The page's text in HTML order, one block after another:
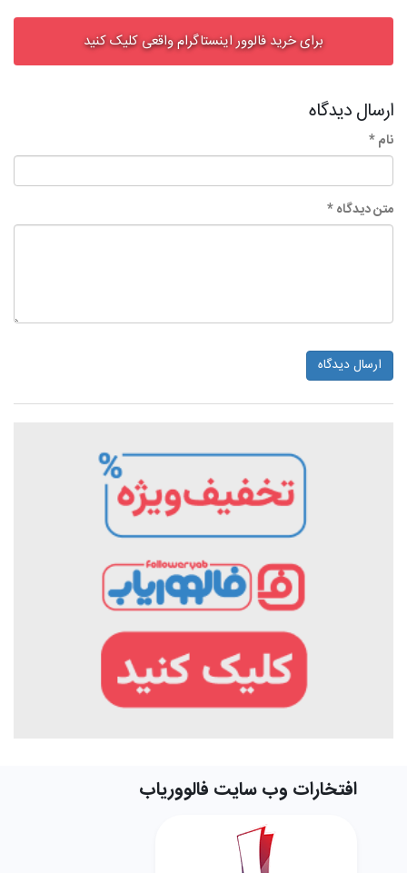
برای خرید فالوور اینستاگرام واقعی کلیک کنید
ارسال دیدگاه
نام *
متن دیدگاه *
ارسال دیدگاه
افتخارات وب سایت فالووریاب